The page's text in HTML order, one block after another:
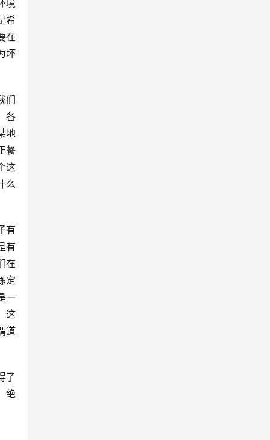
境
希
在
坏
们
各
地
餐
这
么
有
有
在
定
一
这
道
了
绝